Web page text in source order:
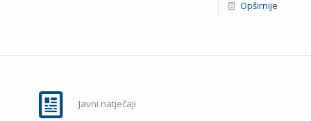
Opširnije
Javni natječaji